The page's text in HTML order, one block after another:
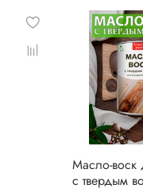
Масло-воск
с твердым